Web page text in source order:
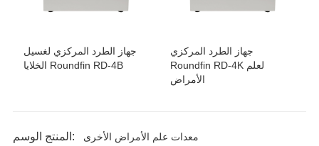
جهاز الطرد المركزي لغسيل
الخلايا Roundfin RD-4B
جهاز الطرد المركزي
Roundfin RD-4K لعلم
الأمراض
المنتج الوسم:
معدات علم الأمراض الأخرى